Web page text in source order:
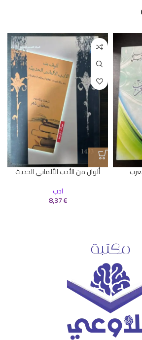
ألوان من الأدب الألماني الحديث
ادب
8,37€